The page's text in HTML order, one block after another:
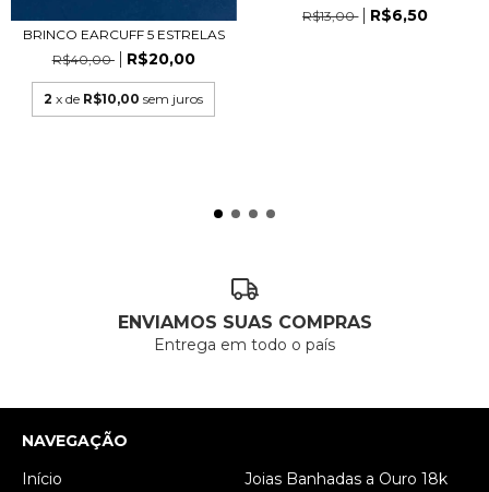
BRINCO EARCUFF 5 ESTRELAS
R$40,00
R$20,00
2 x de R$10,00 sem juros
R$13,00
R$6,50
ENVIAMOS SUAS COMPRAS
Entrega em todo o país
NAVEGAÇÃO
Início
Joias Banhadas a Ouro 18k